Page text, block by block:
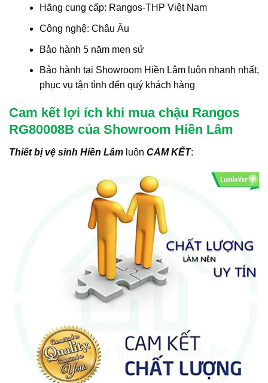
Hãng cung cấp: Rangos-THP Việt Nam
Công nghệ: Châu Âu
Bảo hành 5 năm men sứ
Bảo hành tại Showroom Hiền Lâm luôn nhanh nhất,
phục vụ tận tình đến quý khách hàng
Cam kết lợi ích khi mua chậu Rangos
RG80008B của Showroom Hiền Lâm
Thiết bị vệ sinh Hiền Lâm luôn CAM KẾT: